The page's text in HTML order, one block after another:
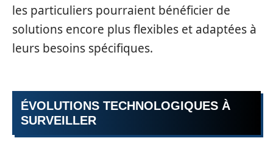
les particuliers pourraient bénéficier de
solutions encore plus flexibles et adaptées à
leurs besoins spécifiques.
ÉVOLUTIONS TECHNOLOGIQUES À
SURVEILLER